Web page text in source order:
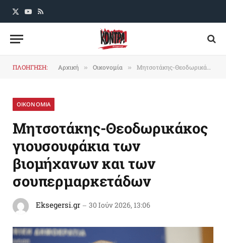
X
YouTube
RSS
ΠΛΟΗΓΗΣΗ: Αρχική » Οικονομία » Mητσοτάκης-Θεοδωρικάκος γιουσουφάκια των βιομήχανων και των σουπερμαρκετάδων
ΟΙΚΟΝΟΜΙΑ
Mητσοτάκης-Θεοδωρικάκος
γιουσουφάκια των
βιομήχανων και των
σουπερμαρκετάδων
Eksegersi.gr 30 Ιούν 2026, 13:06